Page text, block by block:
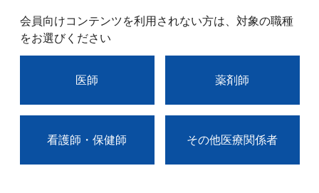
会員向けコンテンツを利用されない方は、対象の職種
をお選びください
医師 薬剤師
看護師・保健師 その他医療関係者